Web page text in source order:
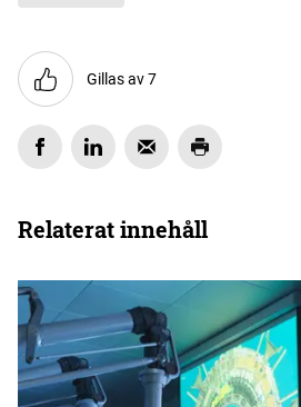
Gillas av 7
Relaterat innehåll